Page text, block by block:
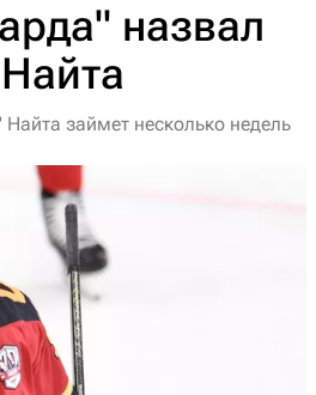
назвал
займет несколько недель